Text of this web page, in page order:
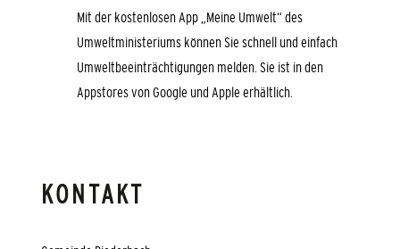
Mit der kostenlosen App „Meine Umwelt“ des
Umweltministeriums können Sie schnell und einfach
Umweltbeeinträchtigungen melden. Sie ist in den
Appstores von Google und Apple erhältlich.
KONTAKT